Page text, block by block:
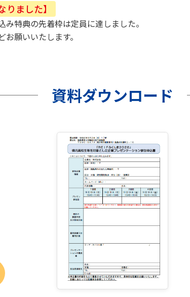
りました】
み特典の先着枠は定員に達しました。
お願いいたします。
資料ダウンロード